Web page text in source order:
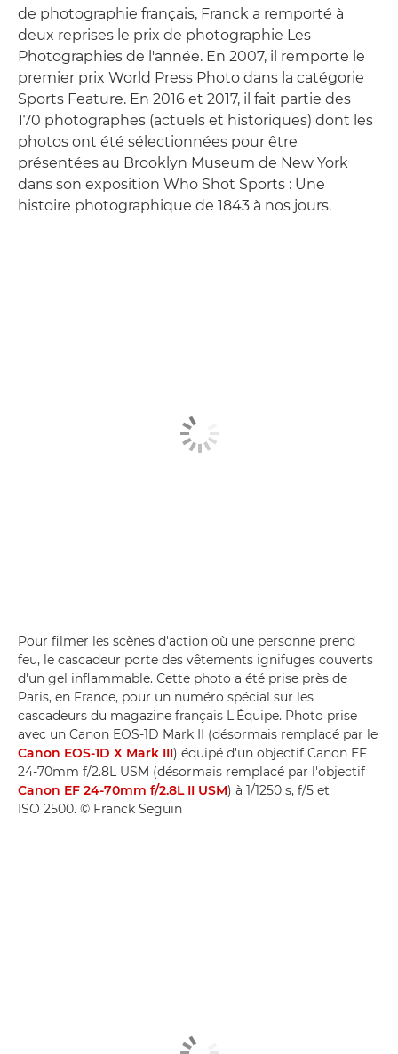
de photographie français, Franck a remporté à
deux reprises le prix de photographie Les
Photographies de l'année. En 2007, il remporte le
premier prix World Press Photo dans la catégorie
Sports Feature. En 2016 et 2017, il fait partie des
170 photographes (actuels et historiques) dont les
photos ont été sélectionnées pour être
présentées au Brooklyn Museum de New York
dans son exposition Who Shot Sports : Une
histoire photographique de 1843 à nos jours.
Pour filmer les scènes d'action où une personne prend
feu, le cascadeur porte des vêtements ignifuges couverts
d'un gel inflammable. Cette photo a été prise près de
Paris, en France, pour un numéro spécial sur les
cascadeurs du magazine français L'Équipe. Photo prise
avec un Canon EOS-1D Mark II (désormais remplacé par le
Canon EOS-1D X Mark III) équipé d'un objectif Canon EF
24-70mm f/2.8L USM (désormais remplacé par l'objectif
Canon EF 24-70mm f/2.8L II USM) à 1/1250 s, f/5 et
ISO 2500. © Franck Seguin